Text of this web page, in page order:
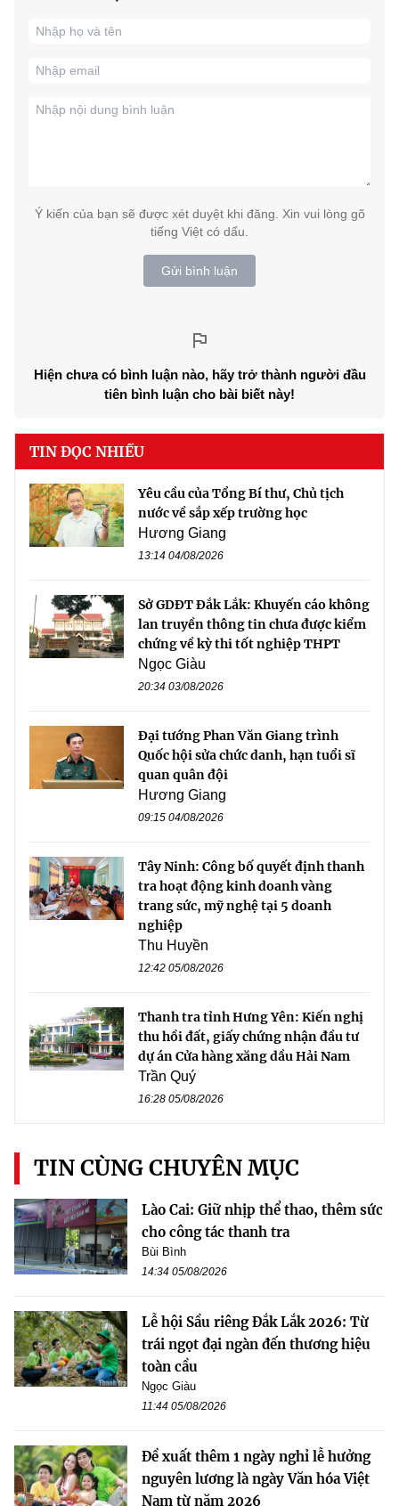
Ý kiến của bạn sẽ được xét duyệt khi đăng. Xin vui lòng gõ
tiếng Việt có dấu.
Gửi bình luận
Hiện chưa có bình luận nào, hãy trở thành người đầu
tiên bình luận cho bài biết này!
TIN ĐỌC NHIỀU
Yêu cầu của Tổng Bí thư, Chủ tịch
nước về sắp xếp trường học
Hương Giang
13:14 04/08/2026
Sở GDĐT Đắk Lắk: Khuyến cáo không
lan truyền thông tin chưa được kiểm
chứng về kỳ thi tốt nghiệp THPT
Ngọc Giàu
20:34 03/08/2026
Đại tướng Phan Văn Giang trình
Quốc hội sửa chức danh, hạn tuổi sĩ
quan quân đội
Hương Giang
09:15 04/08/2026
Tây Ninh: Công bố quyết định thanh
tra hoạt động kinh doanh vàng
trang sức, mỹ nghệ tại 5 doanh
nghiệp
Thu Huyền
12:42 05/08/2026
Thanh tra tỉnh Hưng Yên: Kiến nghị
thu hồi đất, giấy chứng nhận đầu tư
dự án Cửa hàng xăng dầu Hải Nam
Trần Quý
16:28 05/08/2026
TIN CÙNG CHUYÊN MỤC
Lào Cai: Giữ nhịp thể thao, thêm sức
cho công tác thanh tra
Bùi Bình
14:34 05/08/2026
Lễ hội Sầu riêng Đắk Lắk 2026: Từ
trái ngọt đại ngàn đến thương hiệu
toàn cầu
Ngọc Giàu
11:44 05/08/2026
Đề xuất thêm 1 ngày nghỉ lễ hưởng
nguyên lương là ngày Văn hóa Việt
Nam từ năm 2026